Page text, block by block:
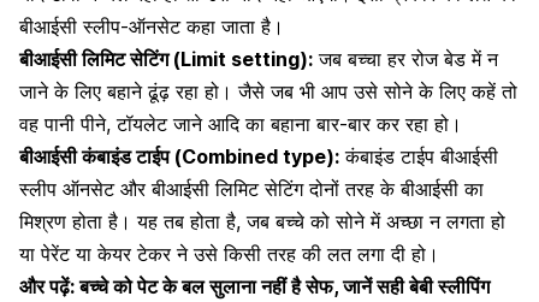
बीआईसी स्लीप-ऑनसेट कहा जाता है।
बीआईसी लिमिट सेटिंग (Limit setting): जब बच्चा हर रोज बेड में न
जाने के लिए बहाने ढूंढ़ रहा हो। जैसे जब भी आप उसे सोने के​ लिए कहें तो
वह पानी पीने, टॉयलेट जाने आदि का बहाना बार-बार कर रहा हो।
बीआईसी कंबाइंड टाईप (Combined type): कंबाइंड टाईप बीआईसी
स्लीप ऑनसेट और बीआईसी लिमिट सेटिंग दोनों तरह के बीआईसी का
मिश्रण होता है। यह तब होता है, जब बच्चे को सोने में अच्छा न लगता हो
या पेरेंट या केयर टेकर ने उसे किसी तरह की लत लगा दी हो।
और पढ़ें:बच्चे को पेट के बल सुलाना नहीं है सेफ, जानें सही बेबी स्लीपिंग